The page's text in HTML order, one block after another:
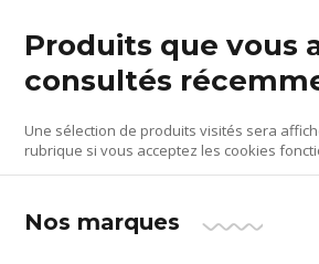
Produits que vous
consultés
Une sélection de produits visités sera
rubrique si vous acceptez les cookies
Nos marques